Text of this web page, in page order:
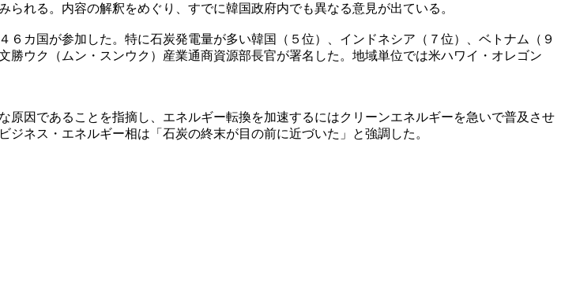
れる。内容の解釈をめぐり、すでに韓国政府内でも異なる意見が出ている。
カ国が参加した。特に石炭発電量が多い韓国（５位）、インドネシア（７位）、ベトナム（９
ウク（ムン・スンウク）産業通商資源部長官が署名した。地域単位では米ハワイ・オレゴン
因であることを指摘し、エネルギー転換を加速するにはクリーンエネルギーを急いで普及させ
ネス・エネルギー相は「石炭の終末が目の前に近づいた」と強調した。